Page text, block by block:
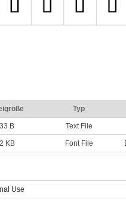
Typ
B Text File
KB Font File
Use